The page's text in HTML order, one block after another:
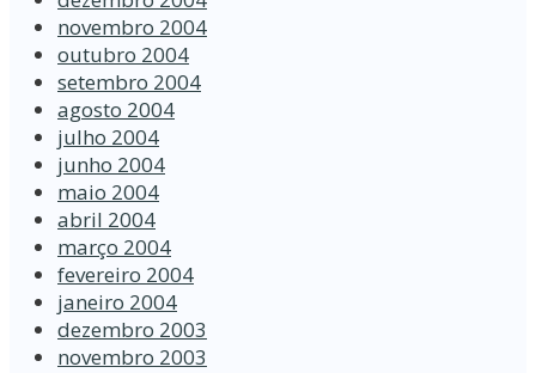
novembro 2004
outubro 2004
setembro 2004
agosto 2004
julho 2004
junho 2004
maio 2004
abril 2004
março 2004
fevereiro 2004
janeiro 2004
dezembro 2003
novembro 2003